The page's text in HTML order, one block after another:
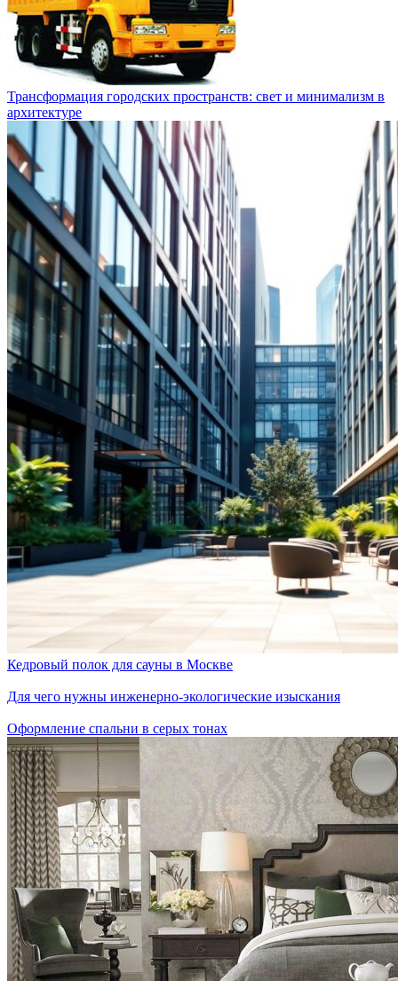
Трансформация городских пространств: свет и минимализм в
архитектуре
Кедровый полок для сауны в Москве
Для чего нужны инженерно-экологические изыскания
Оформление спальни в серых тонах